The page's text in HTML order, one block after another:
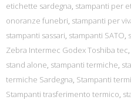
etichette sardegna, stampanti per
onoranze funebri, stampanti per
stampanti sassari, stampanti SATO,
Zebra Intermec Godex Toshiba tec,
stand alone, stampanti termiche,
termiche Sardegna, Stampanti
Stampanti trasferimento termico,